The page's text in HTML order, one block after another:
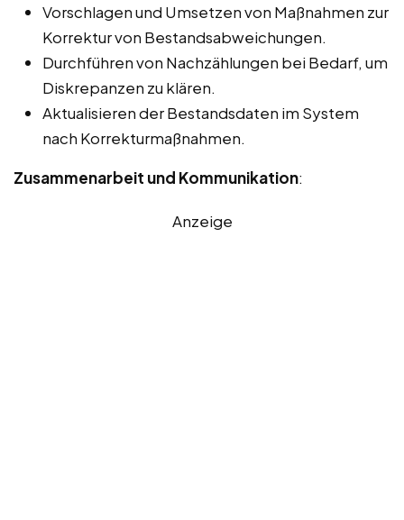
Vorschlagen und Umsetzen von Maßnahmen zur
Korrektur von Bestandsabweichungen.
Durchführen von Nachzählungen bei Bedarf, um
Diskrepanzen zu klären.
Aktualisieren der Bestandsdaten im System
nach Korrekturmaßnahmen.
Zusammenarbeit und Kommunikation:
Anzeige